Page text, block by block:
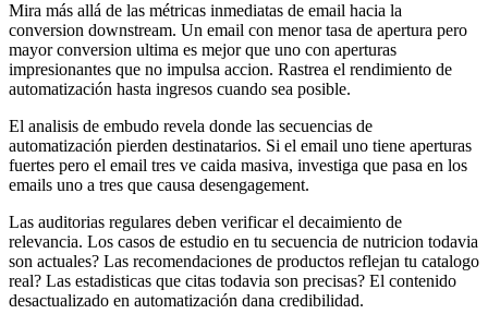
Mira más allá de las métricas inmediatas de email hacia la
conversion downstream. Un email con menor tasa de apertura pero
mayor conversion ultima es mejor que uno con aperturas
impresionantes que no impulsa accion. Rastrea el rendimiento de
automatización hasta ingresos cuando sea posible.
El analisis de embudo revela donde las secuencias de
automatización pierden destinatarios. Si el email uno tiene aperturas
fuertes pero el email tres ve caida masiva, investiga que pasa en los
emails uno a tres que causa desengagement.
Las auditorias regulares deben verificar el decaimiento de
relevancia. Los casos de estudio en tu secuencia de nutricion todavia
son actuales? Las recomendaciones de productos reflejan tu catalogo
real? Las estadisticas que citas todavia son precisas? El contenido
desactualizado en automatización dana credibilidad.